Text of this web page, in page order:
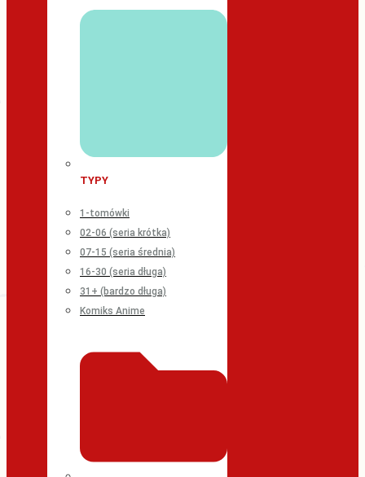
TYPY
1-tomówki
02-06 (seria krótka)
07-15 (seria średnia)
16-30 (seria długa)
31+ (bardzo długa)
Komiks Anime